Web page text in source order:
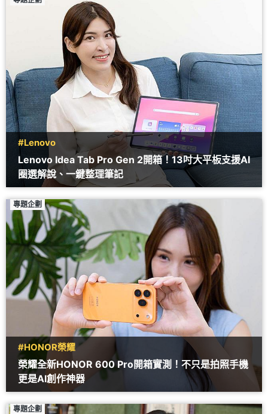
#Lenovo
Lenovo Idea Tab Pro Gen 2開箱！13吋大平板支援AI
圈選解說、一鍵整理筆記
專題企劃
#HONOR榮耀
榮耀全新HONOR 600 Pro開箱實測！不只是拍照手機
更是AI創作神器
專題企劃